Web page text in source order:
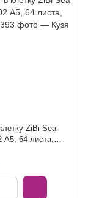
ZiBi Sea
А5, 64 листа,